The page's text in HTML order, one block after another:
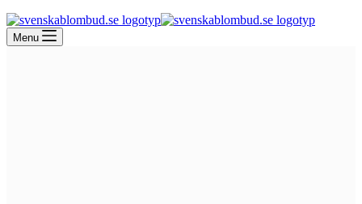
Menu